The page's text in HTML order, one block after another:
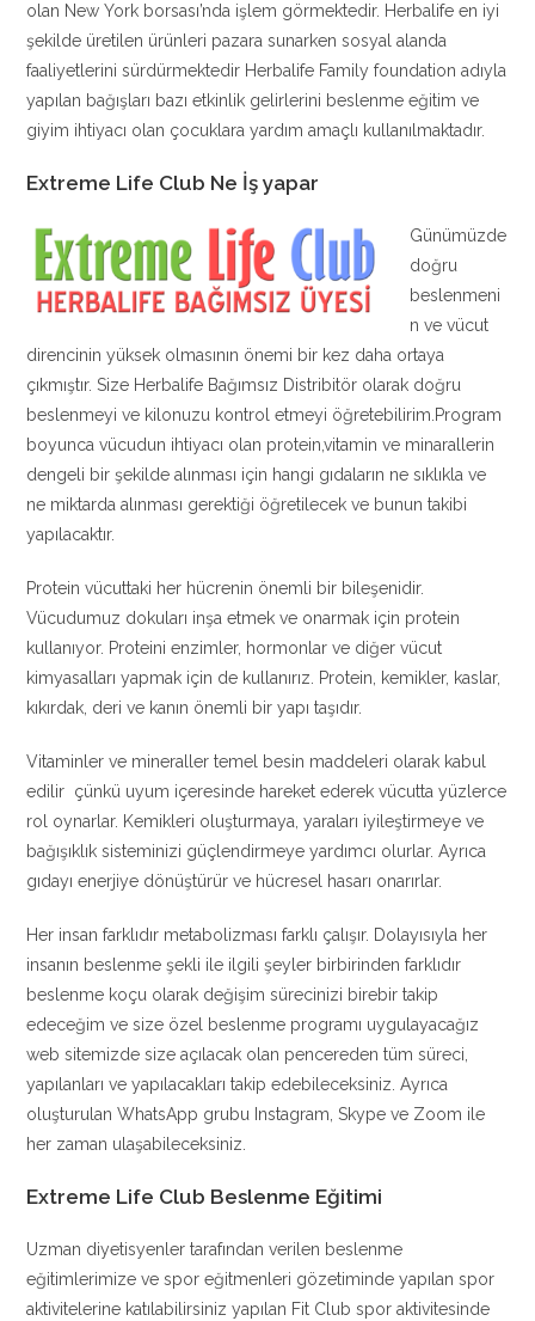
olan New York borsası’nda işlem görmektedir. Herbalife en iyi
şekilde üretilen ürünleri pazara sunarken sosyal alanda
faaliyetlerini sürdürmektedir Herbalife Family foundation adıyla
yapılan bağışları bazı etkinlik gelirlerini beslenme eğitim ve
giyim ihtiyacı olan çocuklara yardım amaçlı kullanılmaktadır.
Extreme Life Club Ne İş yapar
Günümüzde
doğru
beslenmeni
n ve vücut
direncinin yüksek olmasının önemi bir kez daha ortaya
çıkmıştır. Size Herbalife Bağımsız Distribitör olarak doğru
beslenmeyi ve kilonuzu kontrol etmeyi öğretebilirim.Program
boyunca vücudun ihtiyacı olan protein,vitamin ve minarallerin
dengeli bir şekilde alınması için hangi gıdaların ne sıklıkla ve
ne miktarda alınması gerektiği öğretilecek ve bunun takibi
yapılacaktır.
Protein vücuttaki her hücrenin önemli bir bileşenidir.
Vücudumuz dokuları inşa etmek ve onarmak için protein
kullanıyor. Proteini enzimler, hormonlar ve diğer vücut
kimyasalları yapmak için de kullanırız. Protein, kemikler, kaslar,
kıkırdak, deri ve kanın önemli bir yapı taşıdır.
Vitaminler ve mineraller temel besin maddeleri olarak kabul
edilir çünkü uyum içeresinde hareket ederek vücutta yüzlerce
rol oynarlar. Kemikleri oluşturmaya, yaraları iyileştirmeye ve
bağışıklık sisteminizi güçlendirmeye yardımcı olurlar. Ayrıca
gıdayı enerjiye dönüştürür ve hücresel hasarı onarırlar.
Her insan farklıdır metabolizması farklı çalışır. Dolayısıyla her
insanın beslenme şekli ile ilgili şeyler birbirinden farklıdır
beslenme koçu olarak değişim sürecinizi birebir takip
edeceğim ve size özel beslenme programı uygulayacağız
web sitemizde size açılacak olan pencereden tüm süreci,
yapılanları ve yapılacakları takip edebileceksiniz. Ayrıca
oluşturulan WhatsApp grubu Instagram, Skype ve Zoom ile
her zaman ulaşabileceksiniz.
Extreme Life Club Beslenme Eğitimi
Uzman diyetisyenler tarafından verilen beslenme
eğitimlerimize ve spor eğitmenleri gözetiminde yapılan spor
aktivitelerine katılabilirsiniz yapılan Fit Club spor aktivitesinde